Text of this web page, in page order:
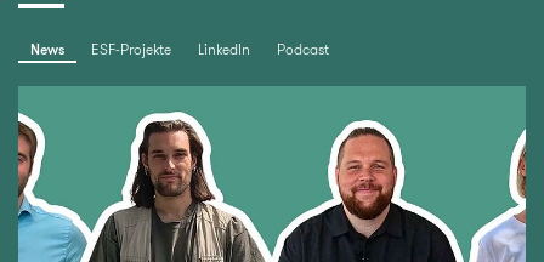
News ESF-Projekte LinkedIn Podcast